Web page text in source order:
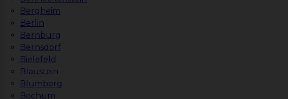
Bergheim
Berlin
Bernburg
Bernsdorf
Bielefeld
Blaustein
Blumberg
Bochum